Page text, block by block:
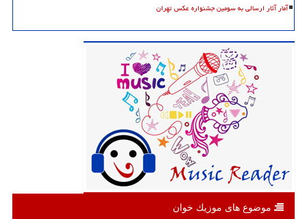
آمار آثار ارسالی به سومین جشنواره عکس تهران
موضوع های موزیك خوان